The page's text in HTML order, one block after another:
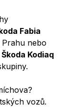
Fabia
Prahu nebo
Škoda Kodiaq
vozů.